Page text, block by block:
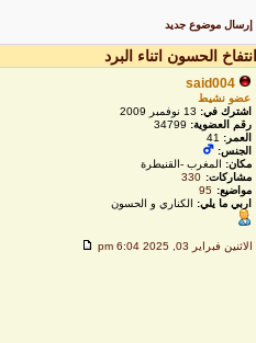
إرسال موضوع جديد
الحسون اتناء البرد
said004
عضو نشيط
اشترك في:13 نوفمبر 2009
رقم العضوية:34799
العمر: 41
الجنس:
مكان:المغرب -القنيطرة
مشاركات:
330
مواضيع:
95
اربي ما يلي:الكناري و الحسون
الاثنين فبراير 03, 2025 6:04 pm